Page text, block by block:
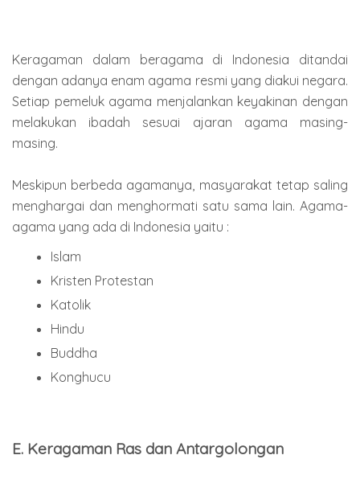
Keragaman dalam beragama di Indonesia ditandai
dengan adanya enam agama resmi yang diakui negara.
Setiap pemeluk agama menjalankan keyakinan dengan
melakukan ibadah sesuai ajaran agama masing-
masing.
Meskipun berbeda agamanya, masyarakat tetap saling
menghargai dan menghormati satu sama lain. Agama-
agama yang ada di Indonesia yaitu :
Islam
Kristen Protestan
Katolik
Hindu
Buddha
Konghucu
E. Keragaman Ras dan Antargolongan